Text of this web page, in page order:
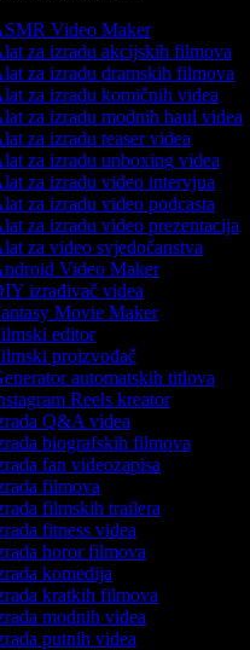
Video Maker
za izradu akcijskih filmova
za izradu dramskih filmova
za izradu komičnih videa
za izradu modnih haul videa
za izradu teaser videa
za izradu unboxing videa
za izradu video intervjua
za izradu video podcasta
za izradu video prezentacija
za video svjedočanstva
Video Maker
izrađivač videa
Movie Maker
editor
proizvođač
automatskih titlova
Reels kreator
Q&A videa
biografskih filmova
fan videozapisa
filmova
filmskih trailera
fitness videa
horor filmova
komedija
kratkih filmova
modnih videa
putnih videa